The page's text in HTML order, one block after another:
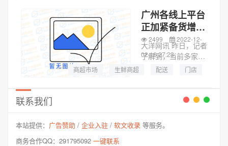
Pre-A轮融资，公司
估值达到10亿元。据
了解，此轮领衔投资
为国内著名投...
广州各线上平台
正加紧备货增加
配送运力 商超
市场今明将加大
供应量
大洋网讯 昨日，记者
了解到，当前多家生
鲜商超正加紧备货，
台呼吁市民理性采
市场正常营业近日网
传“广州最大的果...
2499
2022-12-
02 16:27:23
商超市场
生鲜商超 配送 门店
联系我们
本站提供： 广告赞助 / 企业入驻 / 软文收录 等服务。
商务合作QQ：291795092 一键联系